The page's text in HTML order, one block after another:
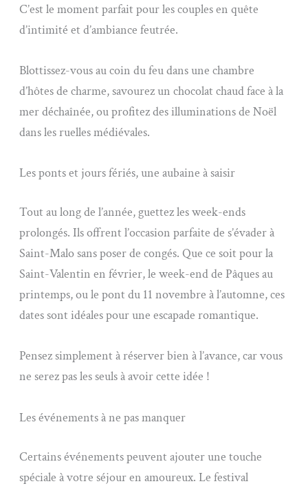
C’est le moment parfait pour les couples en quête
d’intimité et d’ambiance feutrée.
Blottissez-vous au coin du feu dans une chambre
d’hôtes de charme, savourez un chocolat chaud face à la
mer déchaînée, ou profitez des illuminations de Noël
dans les ruelles médiévales.
Les ponts et jours fériés, une aubaine à saisir
Tout au long de l’année, guettez les week-ends
prolongés. Ils offrent l’occasion parfaite de s’évader à
Saint-Malo sans poser de congés. Que ce soit pour la
Saint-Valentin en février, le week-end de Pâques au
printemps, ou le pont du 11 novembre à l’automne, ces
dates sont idéales pour une escapade romantique.
Pensez simplement à réserver bien à l’avance, car vous
ne serez pas les seuls à avoir cette idée !
Les événements à ne pas manquer
Certains événements peuvent ajouter une touche
spéciale à votre séjour en amoureux. Le festival